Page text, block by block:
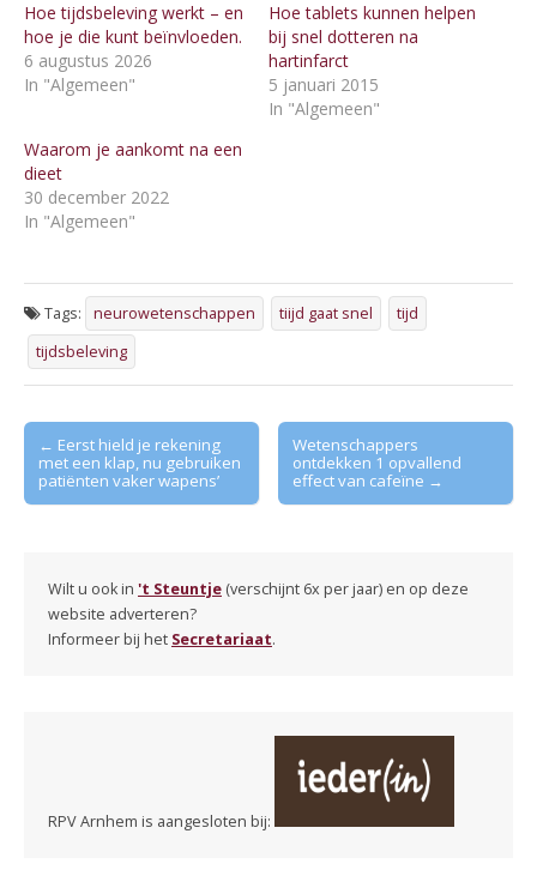
Hoe tijdsbeleving werkt – en
hoe je die kunt beïnvloeden.
6 augustus 2026
In "Algemeen"
Hoe tablets kunnen helpen
bij snel dotteren na
hartinfarct
5 januari 2015
In "Algemeen"
Waarom je aankomt na een
dieet
30 december 2022
In "Algemeen"
Tags: neurowetenschappen tiijd gaat snel
tijd
tijdsbeleving
Post
navigation
← Eerst hield je rekening
met een klap, nu gebruiken
pa­tiënten vaker wapens’
Wetenschappers
ontdekken 1 opvallend
effect van cafeïne →
Wilt u ook in 't Steuntje (verschijnt 6x per jaar) en op deze
website adverteren?
Informeer bij het Secretariaat.
RPV Arnhem is aangesloten bij: